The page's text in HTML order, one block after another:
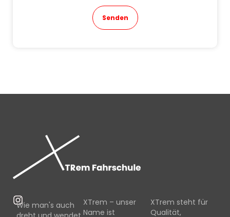
Senden
Wie man's auch
XTrem – unser
Name ist
XTrem steht für
Qualität,